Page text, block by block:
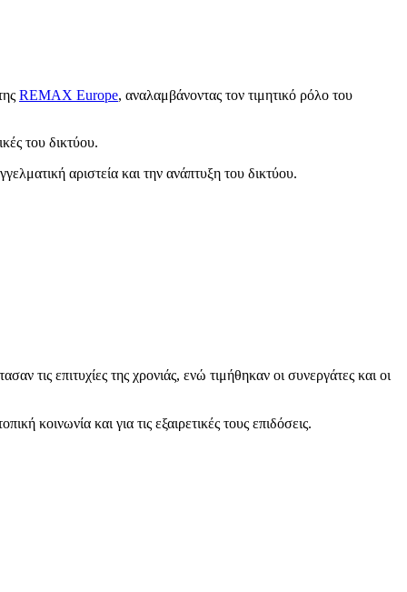
REMAX Europe, αναλαμβάνοντας τον τιμητικό ρόλο του
του δικτύου.
αριστεία και την ανάπτυξη του δικτύου.
τις επιτυχίες της χρονιάς, ενώ τιμήθηκαν οι συνεργάτες και οι
κοινωνία και για τις εξαιρετικές τους επιδόσεις.